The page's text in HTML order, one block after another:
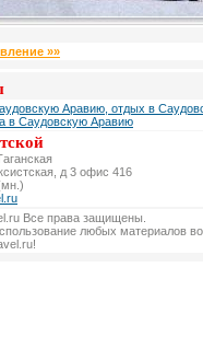
»»
Аравию, отдых в
в Саудовскую Аравию
д 3 офис 416
Все права защищены.
любых материалов